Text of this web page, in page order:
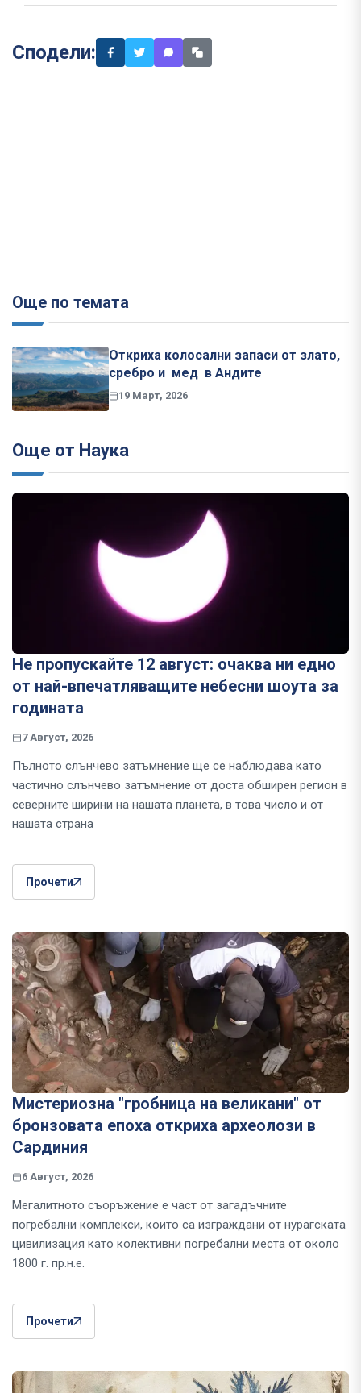
Сподели:
Още по темата
Откриха колосални запаси от злато,
сребро и мед в Андите
19 Март, 2026
Още от Наука
Не пропускайте 12 август: очаква ни едно
от най-впечатляващите небесни шоута за
годината
7 Август, 2026
Пълното слънчево затъмнение ще се наблюдава като
частично слънчево затъмнение от доста обширен регион в
северните ширини на нашата планета, в това число и от
нашата страна
Прочети
Мистериозна "гробница на великани" от
бронзовата епоха откриха археолози в
Сардиния
6 Август, 2026
Мегалитното съоръжение е част от загадъчните
погребални комплекси, които са изграждани от нурагската
цивилизация като колективни погребални места от около
1800 г. пр.н.е.
Прочети